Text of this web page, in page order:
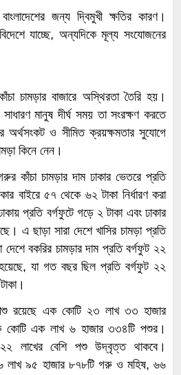
জন্য দ্বিমুখী ক্ষতির কারণ।
যাচ্ছে, অন্যদিকে মূল্য সংযোজনের
চামড়ার বাজারে অস্থিরতা তৈরি হয়।
মানুষ দীর্ঘ সময় তা সংরক্ষণ করতে
অর্থসংকট ও সীমিত ক্রয়ক্ষমতার সুযোগে
কিনে নেন।
কাঁচা চামড়ার দাম ঢাকার ভেতরে প্রতি
বাইরে ৫৭ থেকে ৬২ টাকা নির্ধারণ করা
প্রতি বর্গফুটে গড়ে ২ টাকা এবং ঢাকার
এ ছাড়া সারা দেশে খাসির চামড়া প্রতি
বকরির চামড়ার দাম প্রতি বর্গফুট ২২
হয়েছে, যা গত বছর ছিল প্রতি বর্গফুট ২২
রয়েছে এক কোটি ২৩ লাখ ৩৩ হাজার
কোটি এক লাখ ৬ হাজার ৩৩৪টি পশুর।
২২ লাখের বেশি পশু উদ্বৃত্ত থাকবে।
লাখ ৯৫ হাজার ৮৭৮টি গরু ও মহিষ, ৬৬